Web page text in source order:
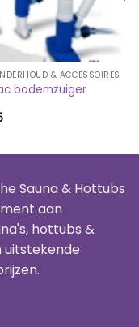
& ACCESSOIRES
bodemzuiger
Sauna & Hottubs
aan
hottubs &
uitstekende